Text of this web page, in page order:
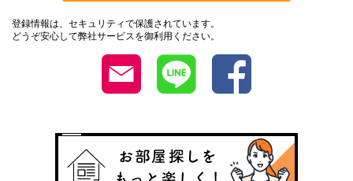
登録情報は、セキュリティで保護されています。
どうぞ安心して弊社サービスを御利用ください。